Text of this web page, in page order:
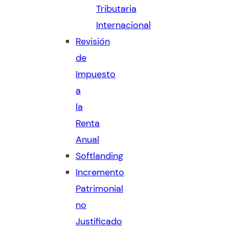
Tributaria
Internacional
Revisión
de
Impuesto
a
la
Renta
Anual
Softlanding
Incremento
Patrimonial
no
Justificado